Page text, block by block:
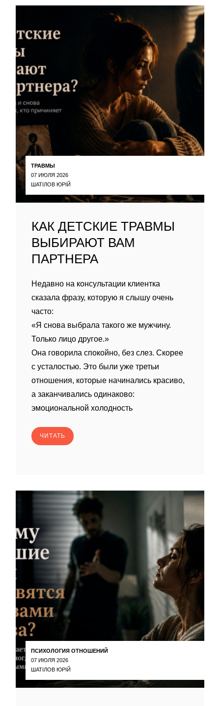
ТРАВМЫ
07 ИЮЛЯ 2026
ШАТІЛОВ ЮРІЙ
КАК ДЕТСКИЕ ТРАВМЫ
ВЫБИРАЮТ ВАМ
ПАРТНЕРА
Недавно на консультации клиентка
сказала фразу, которую я слышу очень
часто:
«Я снова выбрала такого же мужчину.
Только лицо другое.»
Она говорила спокойно, без слез. Скорее
с усталостью. Это были уже третьи
отношения, которые начинались красиво,
а заканчивались одинаково:
эмоциональной холодность
ЧИТАТЬ
ПСИХОЛОГИЯ ОТНОШЕНИЙ
07 ИЮЛЯ 2026
ШАТІЛОВ ЮРІЙ